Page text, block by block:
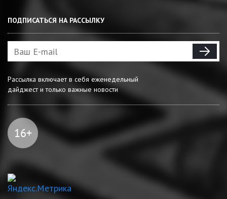
ПОДПИСАТЬСЯ НА РАССЫЛКУ
Рассылка включает в себя еженедельный
дайджест и только важные новости